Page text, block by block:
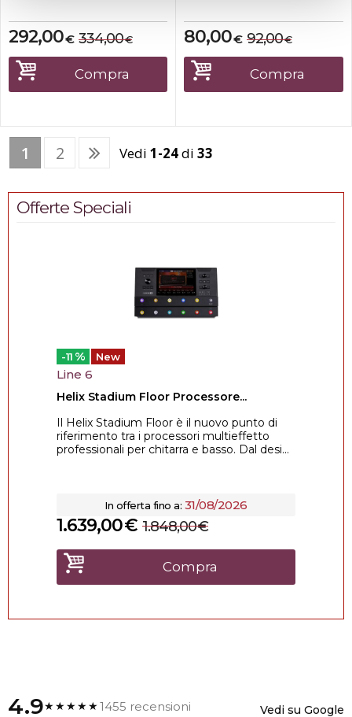
€
292,00 €
334,00
Compra
€
80,00 €
92,00
Compra
1 2 Vedi 1-24di 33
Offerte Speciali
-11 % New
Line 6
Helix Stadium Floor Processore...
Il Helix Stadium Floor è il nuovo punto di
riferimento tra i processori multieffetto
professionali per chitarra e basso. Dal desi...
In offerta fino a: 31/08/2026
€
1.639,00 €
1.848,00
Compra
4.9★★★★★1455 recensioni Vedi su Google